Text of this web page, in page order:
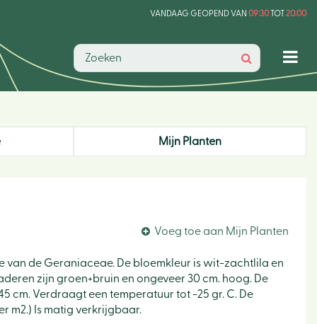
VANDAAG GEOPEND VAN 09:30TOT20:00
Mijn Planten
Voeg toe aan Mijn Planten
van de Geraniaceae. De bloemkleur is wit-zachtlila en
zijn groen+bruin en ongeveer 30 cm. hoog. De
cm. Verdraagt een temperatuur tot -25 gr. C. De
m2.) Is matig verkrijgbaar.